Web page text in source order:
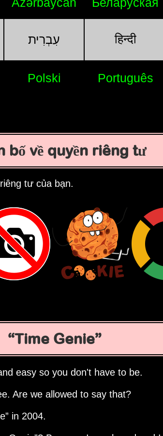
עִבְרִית हिन्दी
Polski Português
bố về quyền riêng tư
tư của bạn.
Time Genie
easy so you don't have to be.
Are we allowed to say that?
in 2004.